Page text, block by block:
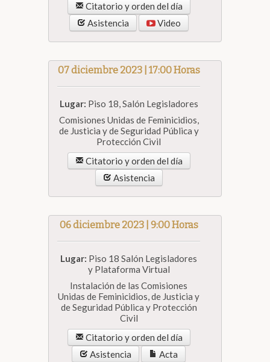
Citatorio y orden del día
Asistencia
Video
07 diciembre 2023 | 17:00 Horas
Lugar: Piso 18, Salón Legisladores
Comisiones Unidas de Feminicidios,
de Justicia y de Seguridad Pública y
Protección Civil
Citatorio y orden del día
Asistencia
06 diciembre 2023 | 9:00 Horas
Lugar: Piso 18 Salón Legisladores
y Plataforma Virtual
Instalación de las Comisiones
Unidas de Feminicidios, de Justicia y
de Seguridad Pública y Protección
Civil
Citatorio y orden del día
Asistencia
Acta